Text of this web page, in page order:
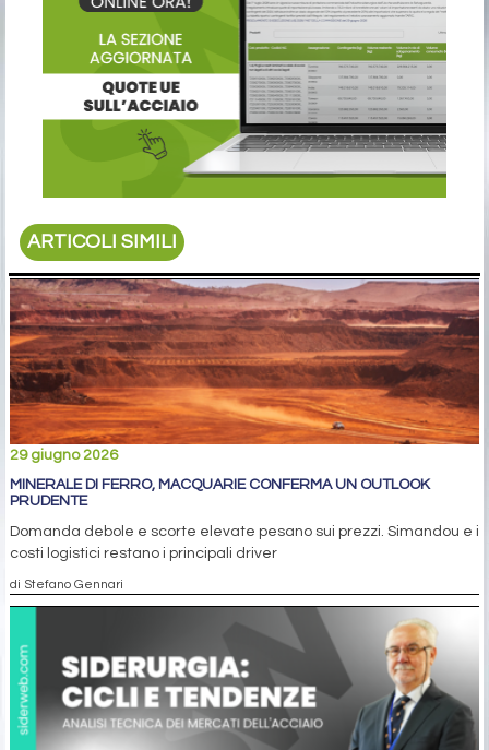
ARTICOLI SIMILI
29 giugno 2026
MINERALE DI FERRO, MACQUARIE CONFERMA UN OUTLOOK
PRUDENTE
Domanda debole e scorte elevate pesano sui prezzi. Simandou e i
costi logistici restano i principali driver
di Stefano Gennari